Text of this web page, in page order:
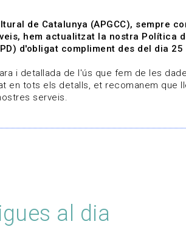
Projectes Serveis A qui
al dia
de Catalunya (APGCC), sempre
hem actualitzat la nostra Política
d'obligat compliment des del dia 25
i detallada de l'ús que fem de les
en tots els detalls, et recomanem que
serveis.